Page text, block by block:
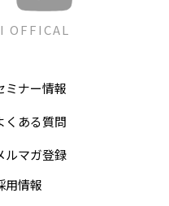
OFFICAL
ミナー情報
くある質問
ルマガ登録
用情報